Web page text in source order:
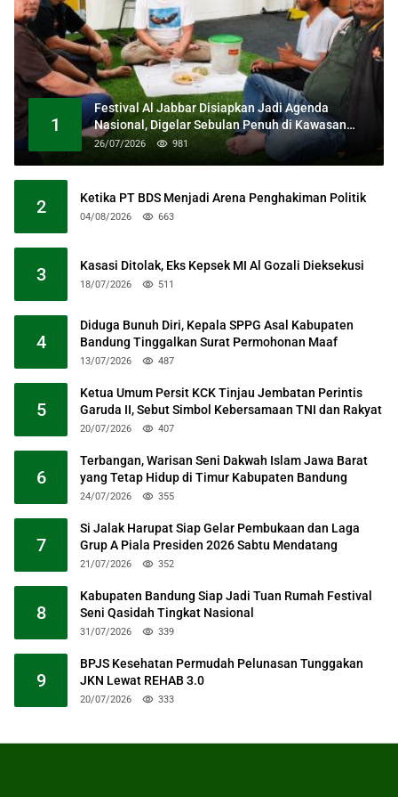
1
Festival Al Jabbar Disiapkan Jadi Agenda
Nasional, Digelar Sebulan Penuh di Kawasan
Masjid Raya Al Jabbar
26/07/2026 981
2 Ketika PT BDS Menjadi Arena Penghakiman Politik
04/08/2026 663
3 Kasasi Ditolak, Eks Kepsek MI Al Gozali Dieksekusi
18/07/2026 511
4
Diduga Bunuh Diri, Kepala SPPG Asal Kabupaten
Bandung Tinggalkan Surat Permohonan Maaf
13/07/2026 487
5
Ketua Umum Persit KCK Tinjau Jembatan Perintis
Garuda II, Sebut Simbol Kebersamaan TNI dan Rakyat
20/07/2026 407
6
Terbangan, Warisan Seni Dakwah Islam Jawa Barat
yang Tetap Hidup di Timur Kabupaten Bandung
24/07/2026 355
7
Si Jalak Harupat Siap Gelar Pembukaan dan Laga
Grup A Piala Presiden 2026 Sabtu Mendatang
21/07/2026 352
8
Kabupaten Bandung Siap Jadi Tuan Rumah Festival
Seni Qasidah Tingkat Nasional
31/07/2026 339
9
BPJS Kesehatan Permudah Pelunasan Tunggakan
JKN Lewat REHAB 3.0
20/07/2026 333